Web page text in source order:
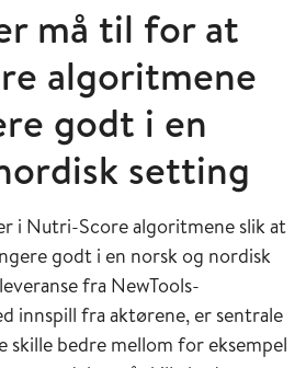
må til for at
algoritmene
godt i en
setting
i Nutri-Score algoritmene slik at
godt i en norsk og nordisk
fra NewTools-
innspill fra aktørene, er sentrale
skille bedre mellom for eksempel